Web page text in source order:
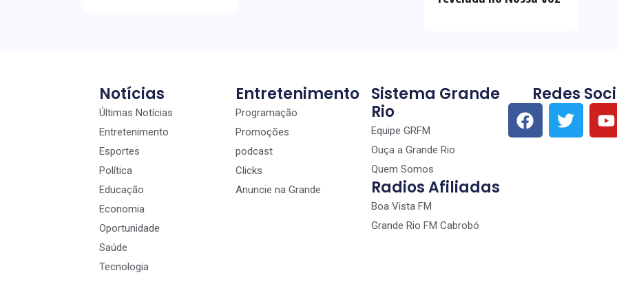
Notícias
Últimas Notícias
Entretenimento
Esportes
Política
Educação
Economia
Oportunidade
Saúde
Tecnologia
Entretenimento
Programação
Promoções
podcast
Clicks
Anuncie na Grande
Sistema Grande
Rio
Equipe GRFM
Ouça a Grande Rio
Quem Somos
Radios Afiliadas
Boa Vista FM
Grande Rio FM Cabrobó
Redes